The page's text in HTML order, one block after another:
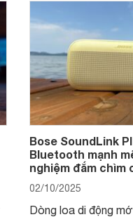
Bose SoundLink
Bluetooth mạnh
nghiệm đắm chìm
02/10/2025
Dòng loa di động